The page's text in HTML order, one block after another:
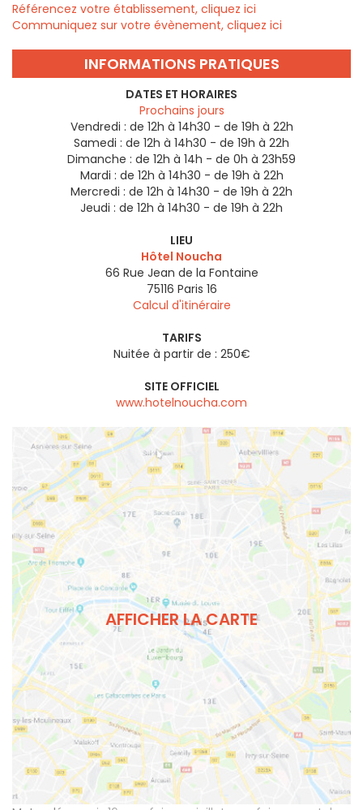
Référencez votre établissement, cliquez ici
Communiquez sur votre évènement, cliquez ici
INFORMATIONS PRATIQUES
DATES ET HORAIRES
Prochains jours
Vendredi : de 12h à 14h30 - de 19h à 22h
Samedi : de 12h à 14h30 - de 19h à 22h
Dimanche : de 12h à 14h - de 0h à 23h59
Mardi : de 12h à 14h30 - de 19h à 22h
Mercredi : de 12h à 14h30 - de 19h à 22h
Jeudi : de 12h à 14h30 - de 19h à 22h
LIEU
Hôtel Noucha
66 Rue Jean de la Fontaine
75116 Paris 16
Calcul d'itinéraire
TARIFS
Nuitée à partir de : 250€
SITE OFFICIEL
www.hotelnoucha.com
AFFICHER LA CARTE